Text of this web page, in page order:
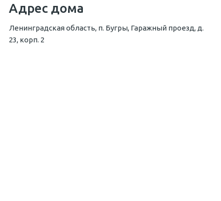
Адрес дома
Ленинградская область, п. Бугры, Гаражный проезд, д.
23, корп. 2